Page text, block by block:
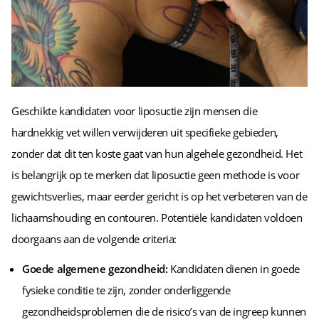
Geschikte kandidaten voor liposuctie zijn mensen die
hardnekkig vet willen verwijderen uit specifieke gebieden,
zonder dat dit ten koste gaat van hun algehele gezondheid. Het
is belangrijk op te merken dat liposuctie geen methode is voor
gewichtsverlies, maar eerder gericht is op het verbeteren van de
lichaamshouding en contouren. Potentiële kandidaten voldoen
doorgaans aan de volgende criteria:
Goede algemene gezondheid: Kandidaten dienen in goede
fysieke conditie te zijn, zonder onderliggende
gezondheidsproblemen die de risico’s van de ingreep kunnen